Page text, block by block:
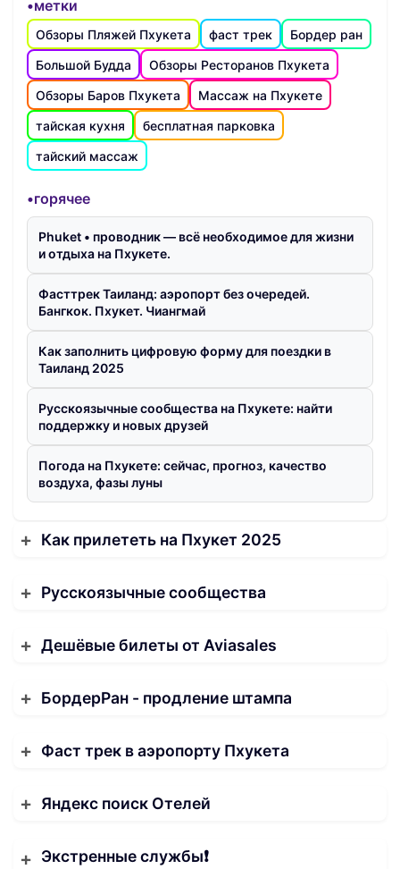
•метки
Обзоры Пляжей Пхукета фаст трек
Бордер ран
Большой Будда
Обзоры Ресторанов Пхукета
Обзоры Баров Пхукета
Массаж на Пхукете
тайская кухня
бесплатная парковка
тайский массаж
•горячее
Phuket • проводник — всё необходимое для жизни
и отдыха на Пхукете.
Фасттрек Таиланд: аэропорт без очередей.
Бангкок. Пхукет. Чиангмай
Как заполнить цифровую форму для поездки в
Таиланд 2025
Русскоязычные сообщества на Пхукете: найти
поддержку и новых друзей
Погода на Пхукете: сейчас, прогноз, качество
воздуха, фазы луны
Как прилететь на Пхукет 2025
Русскоязычные сообщества
Дешёвые билеты от Aviasales
БордерРан - продление штампа
Фаст трек в аэропорту Пхукета
Яндекс поиск Отелей
Экстренные службы❗️